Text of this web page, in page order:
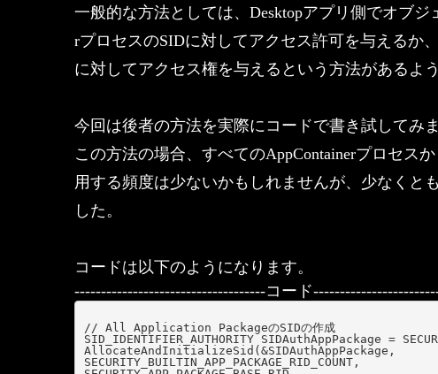
一般的な方法としては、Desktopアプリ側でオブ
rプロセスのSIDに対してアクセス許可を与えるか
に対してアクセス権を与えるという方法があるよう
今回は後者の方法を実際にコードで書き試してみま
この方法の場合、すべてのAppContainerプロセス
用する頻度は少ないかもしれませんが、少なくと
した。
コードは以下のようになります。
------------------------------------コード
// All Application PackageのSIDの作成
SID_IDENTIFIER_AUTHORITY SIDAuthAppPackage =
AllocateAndInitializeSid(&SIDAuthAppPackage,
SECURITY_BUILTIN_APP_PACKAGE_RID_COUNT,